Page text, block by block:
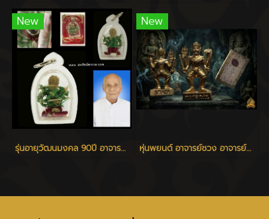
New
รุ่นอายุวัฒนมงคล 90ปี อาจารย์แหล่ม แจ้งเจริญ
New
หุ่นพยนต์ อาจารย์ชวง อาจารย์ปี่ แจ้งเจริญ เสก